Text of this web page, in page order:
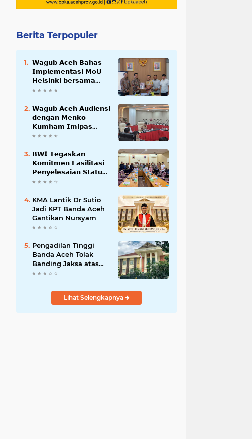
Berita Terpopuler
𝗪𝗮𝗴𝘂𝗯 𝗔𝗰𝗲𝗵 𝗕𝗮𝗵𝗮𝘀
𝗜𝗺𝗽𝗹𝗲𝗺𝗲𝗻𝘁𝗮𝘀𝗶 𝗠𝗼𝗨
𝗛𝗲𝗹𝘀𝗶𝗻𝗸𝗶 𝗯𝗲𝗿𝘀𝗮𝗺𝗮
𝗦𝗲𝗸𝗿𝗲𝘁𝗮𝗿𝗶𝗮𝘁 𝗡𝗲𝗴𝗮𝗿𝗮
𝗪𝗮𝗴𝘂𝗯 𝗔𝗰𝗲𝗵 𝗔𝘂𝗱𝗶𝗲𝗻𝘀𝗶
𝗱𝗲𝗻𝗴𝗮𝗻 𝗠𝗲𝗻𝗸𝗼
𝗞𝘂𝗺𝗵𝗮𝗺 𝗜𝗺𝗶𝗽𝗮𝘀
𝗧𝗲𝗿𝗸𝗮𝗶𝘁 𝗦𝘁𝗮𝘁𝘂𝘀 𝗪𝗮𝗸𝗮𝗳
𝗕𝗪𝗜 𝗧𝗲𝗴𝗮𝘀𝗸𝗮𝗻
𝗞𝗼𝗺𝗶𝘁𝗺𝗲𝗻 𝗙𝗮𝘀𝗶𝗹𝗶𝘁𝗮𝘀𝗶
𝗣𝗲𝗻𝘆𝗲𝗹𝗲𝘀𝗮𝗶𝗮𝗻 𝗦𝘁𝗮𝘁𝘂𝘀
𝗪𝗮𝗸𝗮𝗳 𝗕𝗹𝗮𝗻𝗴 𝗣𝗮𝗱𝗮𝗻𝗴
KMA Lantik Dr Sutio
Jadi KPT Banda Aceh
Gantikan Nursyam
Pengadilan Tinggi
Banda Aceh Tolak
Banding Jaksa atas
Putusan Bebas Kasus
Lihat Selengkapnya